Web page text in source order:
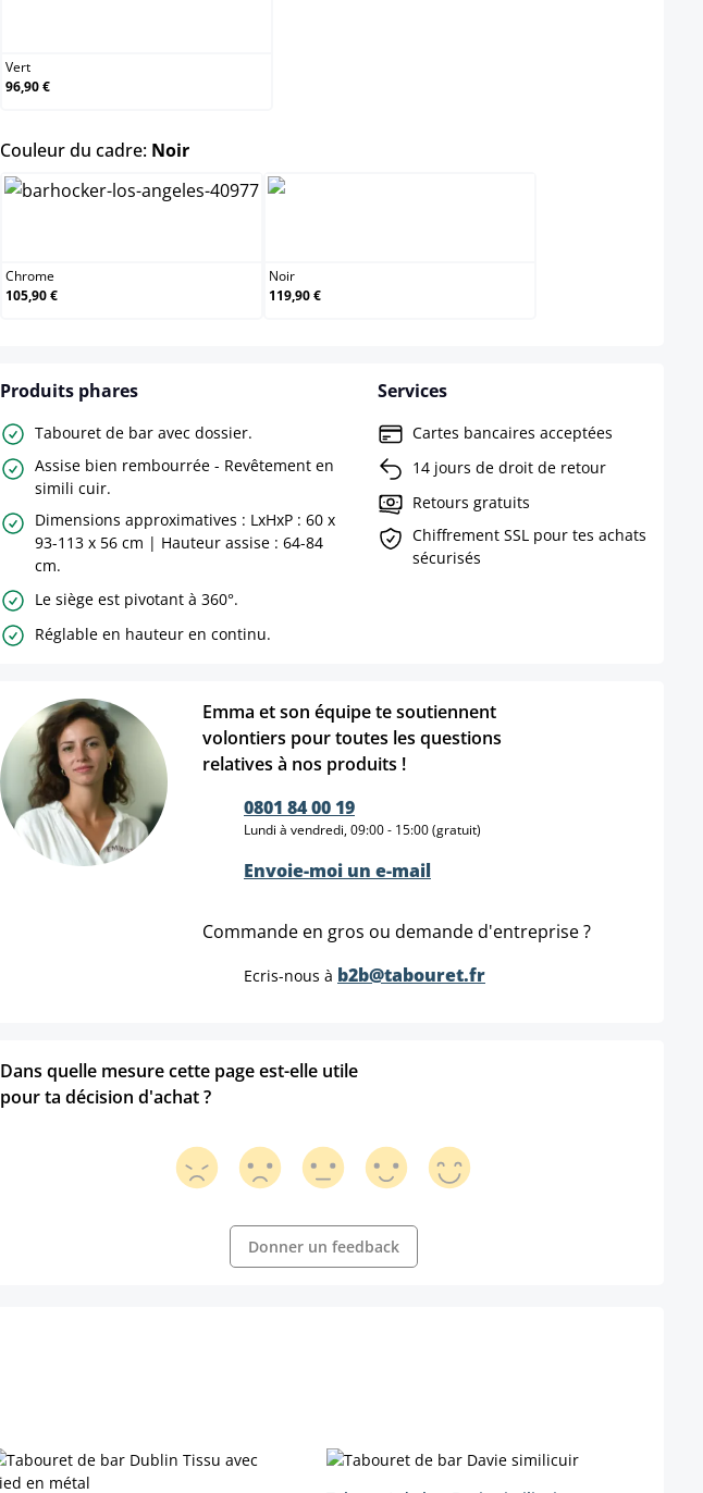
Vert
96,90 €
Couleur du cadre: Noirselect
Chrome
105,90 €
Noir
119,90 €
Produits phares
Tabouret de bar avec dossier.
Assise bien rembourrée - Revêtement en
simili cuir.
Dimensions approximatives : LxHxP : 60 x
93-113 x 56 cm | Hauteur assise : 64-84
cm.
Le siège est pivotant à 360°.
Réglable en hauteur en continu.
Services
Cartes bancaires acceptées
14 jours de droit de retour
Retours gratuits
Chiffrement SSL pour tes achats
sécurisés
Emma et son équipe te soutiennent
volontiers pour toutes les questions
relatives à nos produits !
0801 84 00 19
Lundi à vendredi, 09:00 - 15:00 (gratuit)
Envoie-moi un e-mail
Commande en gros ou demande d'entreprise ?
Ecris-nous à b2b@tabouret.fr
Dans quelle mesure cette page est-elle utile
pour ta décision d'achat ?
Donner un feedback